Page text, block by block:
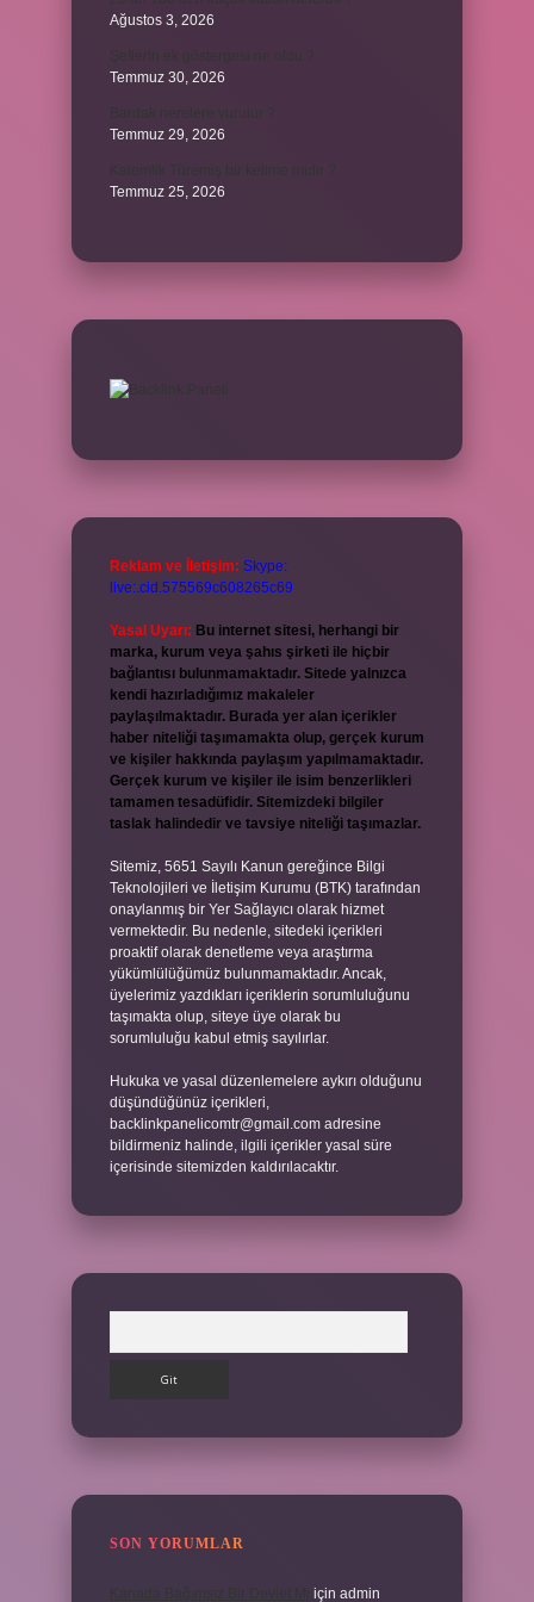
Ağustos 3, 2026
Temmuz 30, 2026
Temmuz 29, 2026
Temmuz 25, 2026
Reklam ve İletişim: Skype:
live:.cid.575569c608265c69
Yasal Uyarı: Bu internet sitesi, herhangi bir
marka, kurum veya şahıs şirketi ile hiçbir
bağlantısı bulunmamaktadır. Sitede yalnızca
kendi hazırladığımız makaleler
paylaşılmaktadır. Burada yer alan içerikler
haber niteliği taşımamakta olup, gerçek kurum
ve kişiler hakkında paylaşım yapılmamaktadır.
Gerçek kurum ve kişiler ile isim benzerlikleri
tamamen tesadüfidir. Sitemizdeki bilgiler
taslak halindedir ve tavsiye niteliği taşımazlar.
Sitemiz, 5651 Sayılı Kanun gereğince Bilgi
Teknolojileri ve İletişim Kurumu (BTK) tarafından
onaylanmış bir Yer Sağlayıcı olarak hizmet
vermektedir. Bu nedenle, sitedeki içerikleri
proaktif olarak denetleme veya araştırma
yükümlülüğümüz bulunmamaktadır. Ancak,
üyelerimiz yazdıkları içeriklerin sorumluluğunu
taşımakta olup, siteye üye olarak bu
sorumluluğu kabul etmiş sayılırlar.
Hukuka ve yasal düzenlemelere aykırı olduğunu
düşündüğünüz içerikleri,
backlinkpanelicomtr@gmail.com adresine
bildirmeniz halinde, ilgili içerikler yasal süre
içerisinde sitemizden kaldırılacaktır.
SON YORUMLAR
için admin